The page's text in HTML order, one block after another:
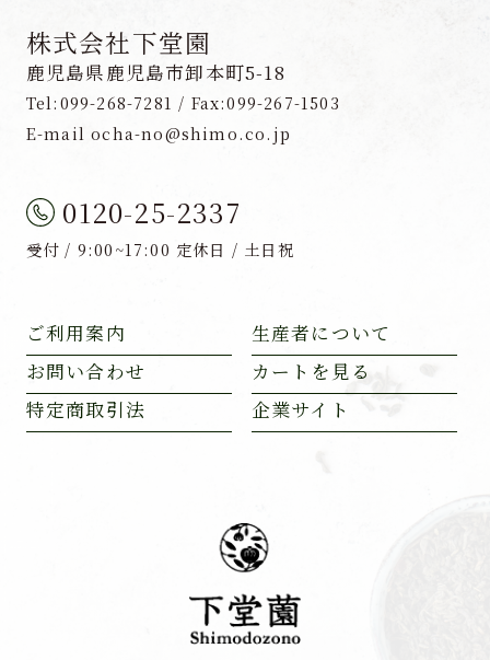
株式会社下堂園
鹿児島県鹿児島市卸本町5-18
Tel:099-268-7281 / Fax:099-267-1503
E-mail ocha-no@shimo.co.jp
0120-25-2337
受付 / 9:00~17:00 定休日 / 土日祝
ご利用案内
生産者について
お問い合わせ
カートを見る
特定商取引法
企業サイト